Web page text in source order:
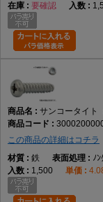
要確認
サンコータイト
この商品の詳細はコチラ
鉄
ﾉ
1,500